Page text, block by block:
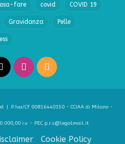
fare covid COVID 19
Gravidanza Pelle
Instagram
RSS
| P.Iva/CF 00816440150 - CCIAA di Milano -
i.v. - PEC p.r.s@legalmail.it
Cookie Policy